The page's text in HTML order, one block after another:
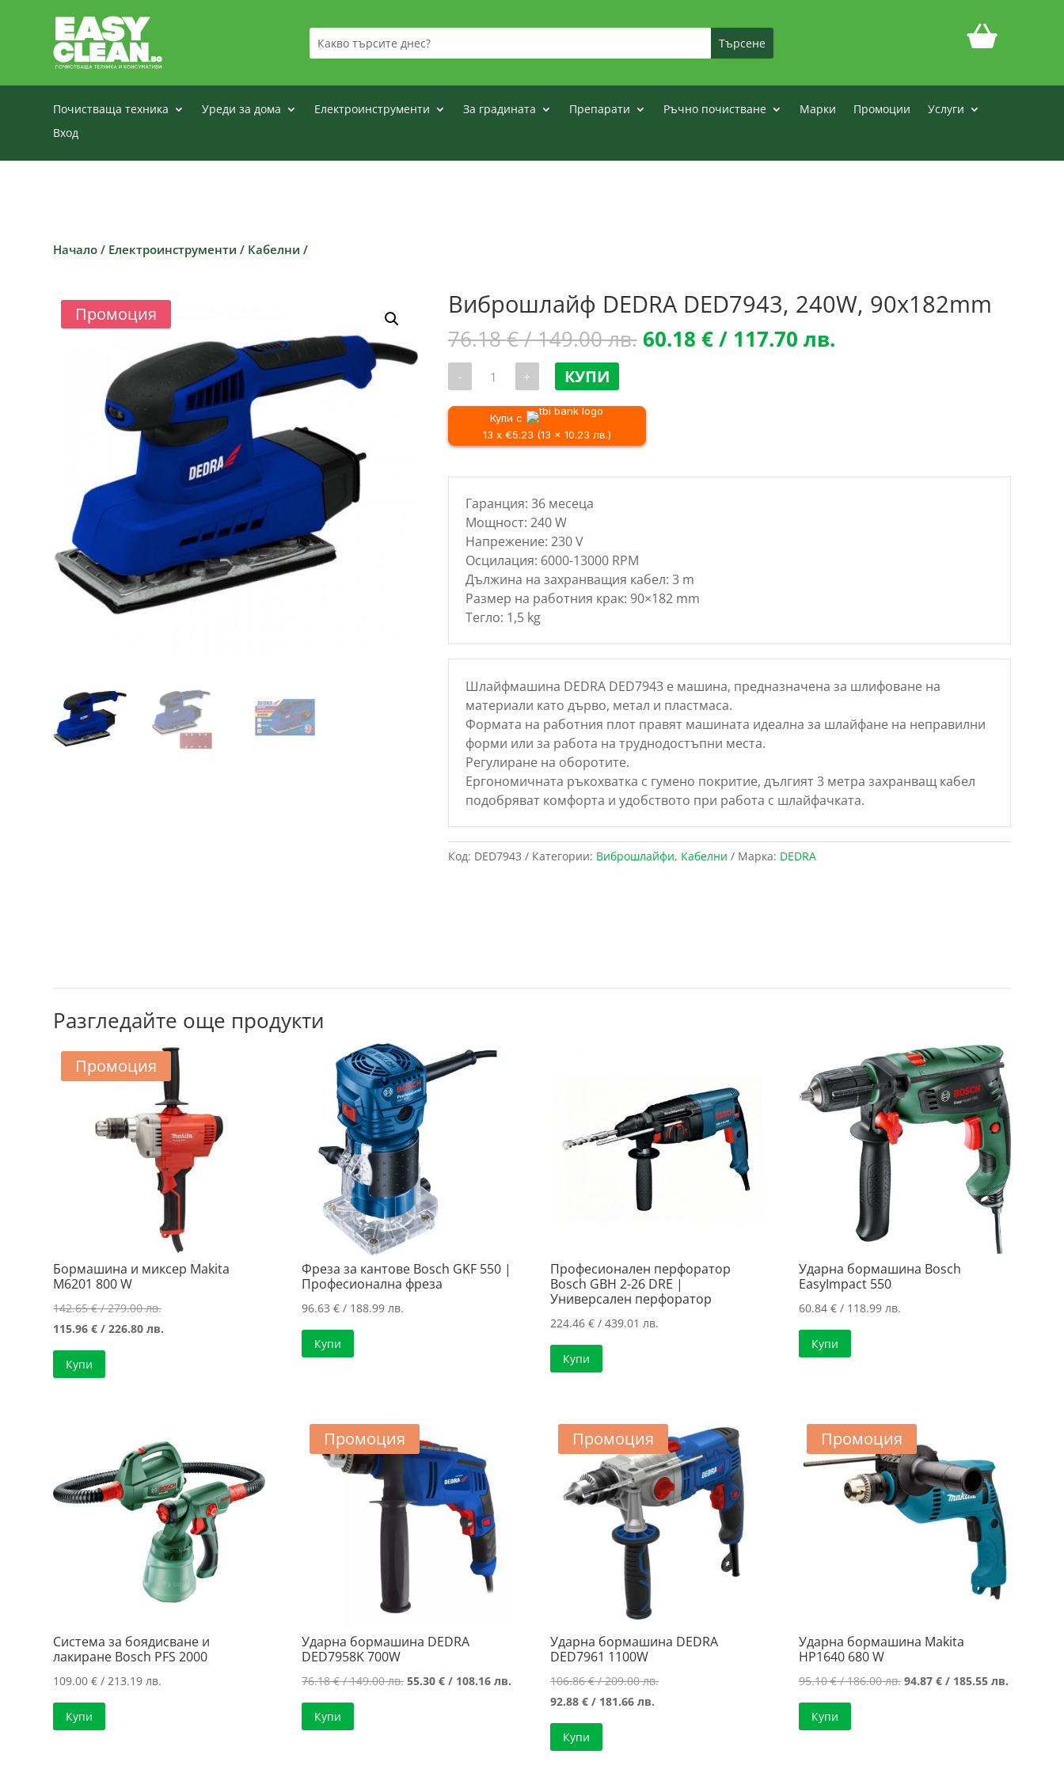
Почистваща техника Уреди за дома Електроинструменти За градината Препарати Ръчно почистване Марки Промоции
Услуги
Вход
Начало / Електроинструменти / Кабелни /
Промоция Виброшлайф DEDRA DED7943, 240W, 90x182mm
76.18€/ 149.00 лв. Original
/
149.00 лв..
60.18 €/ 117.70 лв.Текущата
- количество
Виброшлайф
DEDRA
DED7943,
240W,
90x182mm
+ КУПИ
Купи с
13 x €5.23 (13 x 10.23 лв.)
Гаранция: 36 месеца
Мощност: 240 W
Напрежение: 230 V
Осцилация: 6000-13000 RPM
Дължина на захранващия кабел: 3 m
Размер на работния крак: 90×182 mm
Тегло: 1,5 kg
Шлайфмашина DEDRA DED7943 е машина, предназначена за шлифоване на
материали като дърво, метал и пластмаса.
Формата на работния плот правят машината идеална за шлайфане на неправилни
форми или за работа на труднодостъпни места.
Регулиране на оборотите.
Ергономичната ръкохватка с гумено покритие, дългият 3 метра захранващ кабел
подобряват комфорта и удобството при работа с шлайфачката.
Код: DED7943 Категории: Виброшлайфи, Кабелни Марка: DEDRA
Разгледайте още продукти
Промоция
Бормашина и миксер Makita
M6201 800 W
142.65€/ 279.00 лв.Original
price
115.96€ / 226.80 лв.
Купи
Фреза за кантове Bosch GKF 550 |
Професионална фреза
96.63€ / 188.99 лв.
Купи
Професионален перфоратор
Bosch GBH 2-26 DRE |
Универсален перфоратор
224.46 €/ 439.01 лв.
Купи
Ударна бормашина Bosch
EasyImpact 550
60.84 €/ 118.99 лв.
Купи
Система за боядисване и
лакиране Bosch PFS 2000
109.00€ / 213.19 лв.
Купи
Промоция
Ударна бормашина DEDRA
DED7958K 700W
76.18€/ 149.00 лв. Original
55.30€ / 108.16 лв. Текущата
Купи
Промоция
Ударна бормашина DEDRA
DED7961 1100W
106.86€/ 209.00 лв.Original
92.88 €/ 181.66 лв.Текущата
Купи
Промоция
Ударна бормашина Makita
HP1640 680 W
95.10€/ 186.00 лв. Original
94.87 €/ 185.55 лв.Текущата
Купи